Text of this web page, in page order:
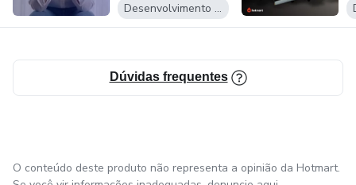
Desenvolvimento Pessoal
Dúvidas frequentes
O conteúdo deste produto não representa a opinião da Hotmart.